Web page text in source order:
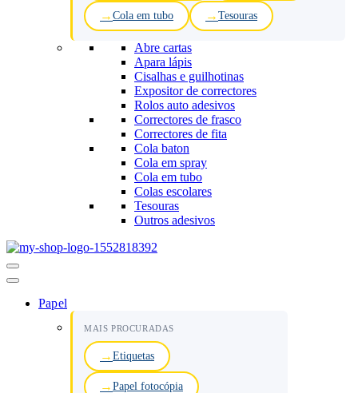
Cola em tubo Tesouras
Abre cartas
Apara lápis
Cisalhas e guilhotinas
Expositor de correctores
Rolos auto adesivos
Correctores de frasco
Correctores de fita
Cola baton
Cola em spray
Cola em tubo
Colas escolares
Tesouras
Outros adesivos
Menu
de
Papel
MAIS PROCURADAS
Etiquetas
Papel fotocópia